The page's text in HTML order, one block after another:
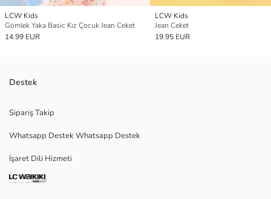
LCW Kids
Gömlek Yaka Basic Kız Çocuk Jean Ceket
14.99 EUR
LCW Kids
Jean Ceket
19.95 EUR
Destek
Sipariş Takip
Whatsapp Destek Whatsapp Destek
İşaret Dili Hizmeti